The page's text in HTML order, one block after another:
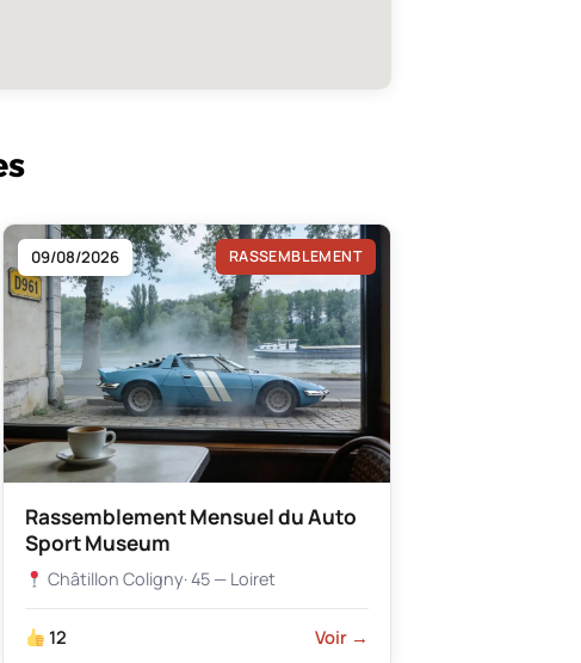
09/08/2026 RASSEMBLEMENT
Rassemblement Mensuel du Auto
Sport Museum
Châtillon Coligny· 45 — Loiret
12 Voir →